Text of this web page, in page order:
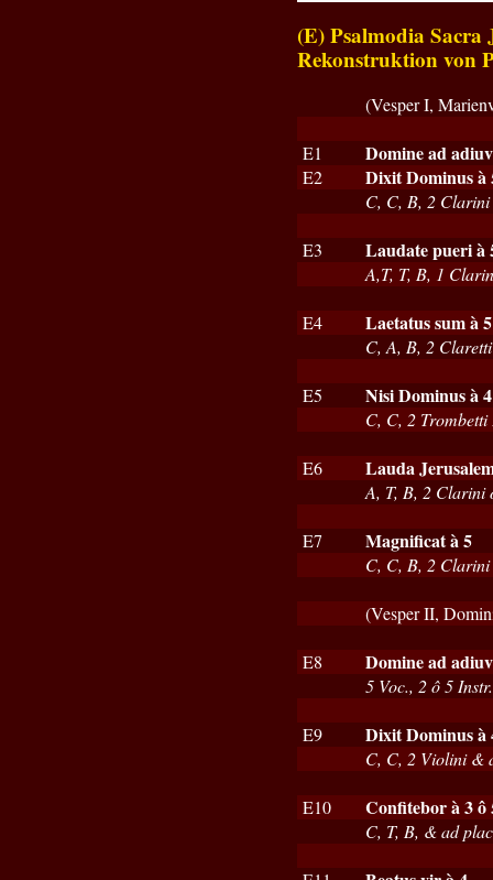
(E) Psalmodia
Rekonstruktion von
(Vesper I,
E1 Domine ad
E2 Dixit Dominus à
C, C, B, 2
E3 Laudate pueri à
A,T, T, B, 1
E4 Laetatus sum à 5
C, A, B, 2
E5 Nisi Dominus à 4
C, C, 2
E6 Lauda
A, T, B, 2 Clarini
E7 Magnificat à 5
C, C, B, 2
(Vesper II,
E8 Domine ad
5 Voc., 2 ô 5
E9 Dixit Dominus à
C, C, 2 Violini &
E10 Confitebor à 3 ô
C, T, B, & ad